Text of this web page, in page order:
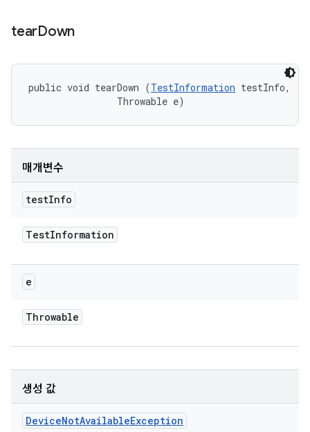
tearDown
public void tearDown (TestInformation testInfo,
                Throwable e)
매개변수
testInfo
TestInformation
e
Throwable
생성 값
DeviceNotAvailableException